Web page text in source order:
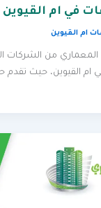
في ام القيوين
ام القيوين
المعماري من الشركات
القيوين، حيث تقدم